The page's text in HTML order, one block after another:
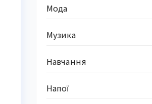
Мода
Музика
Навчання
Напої